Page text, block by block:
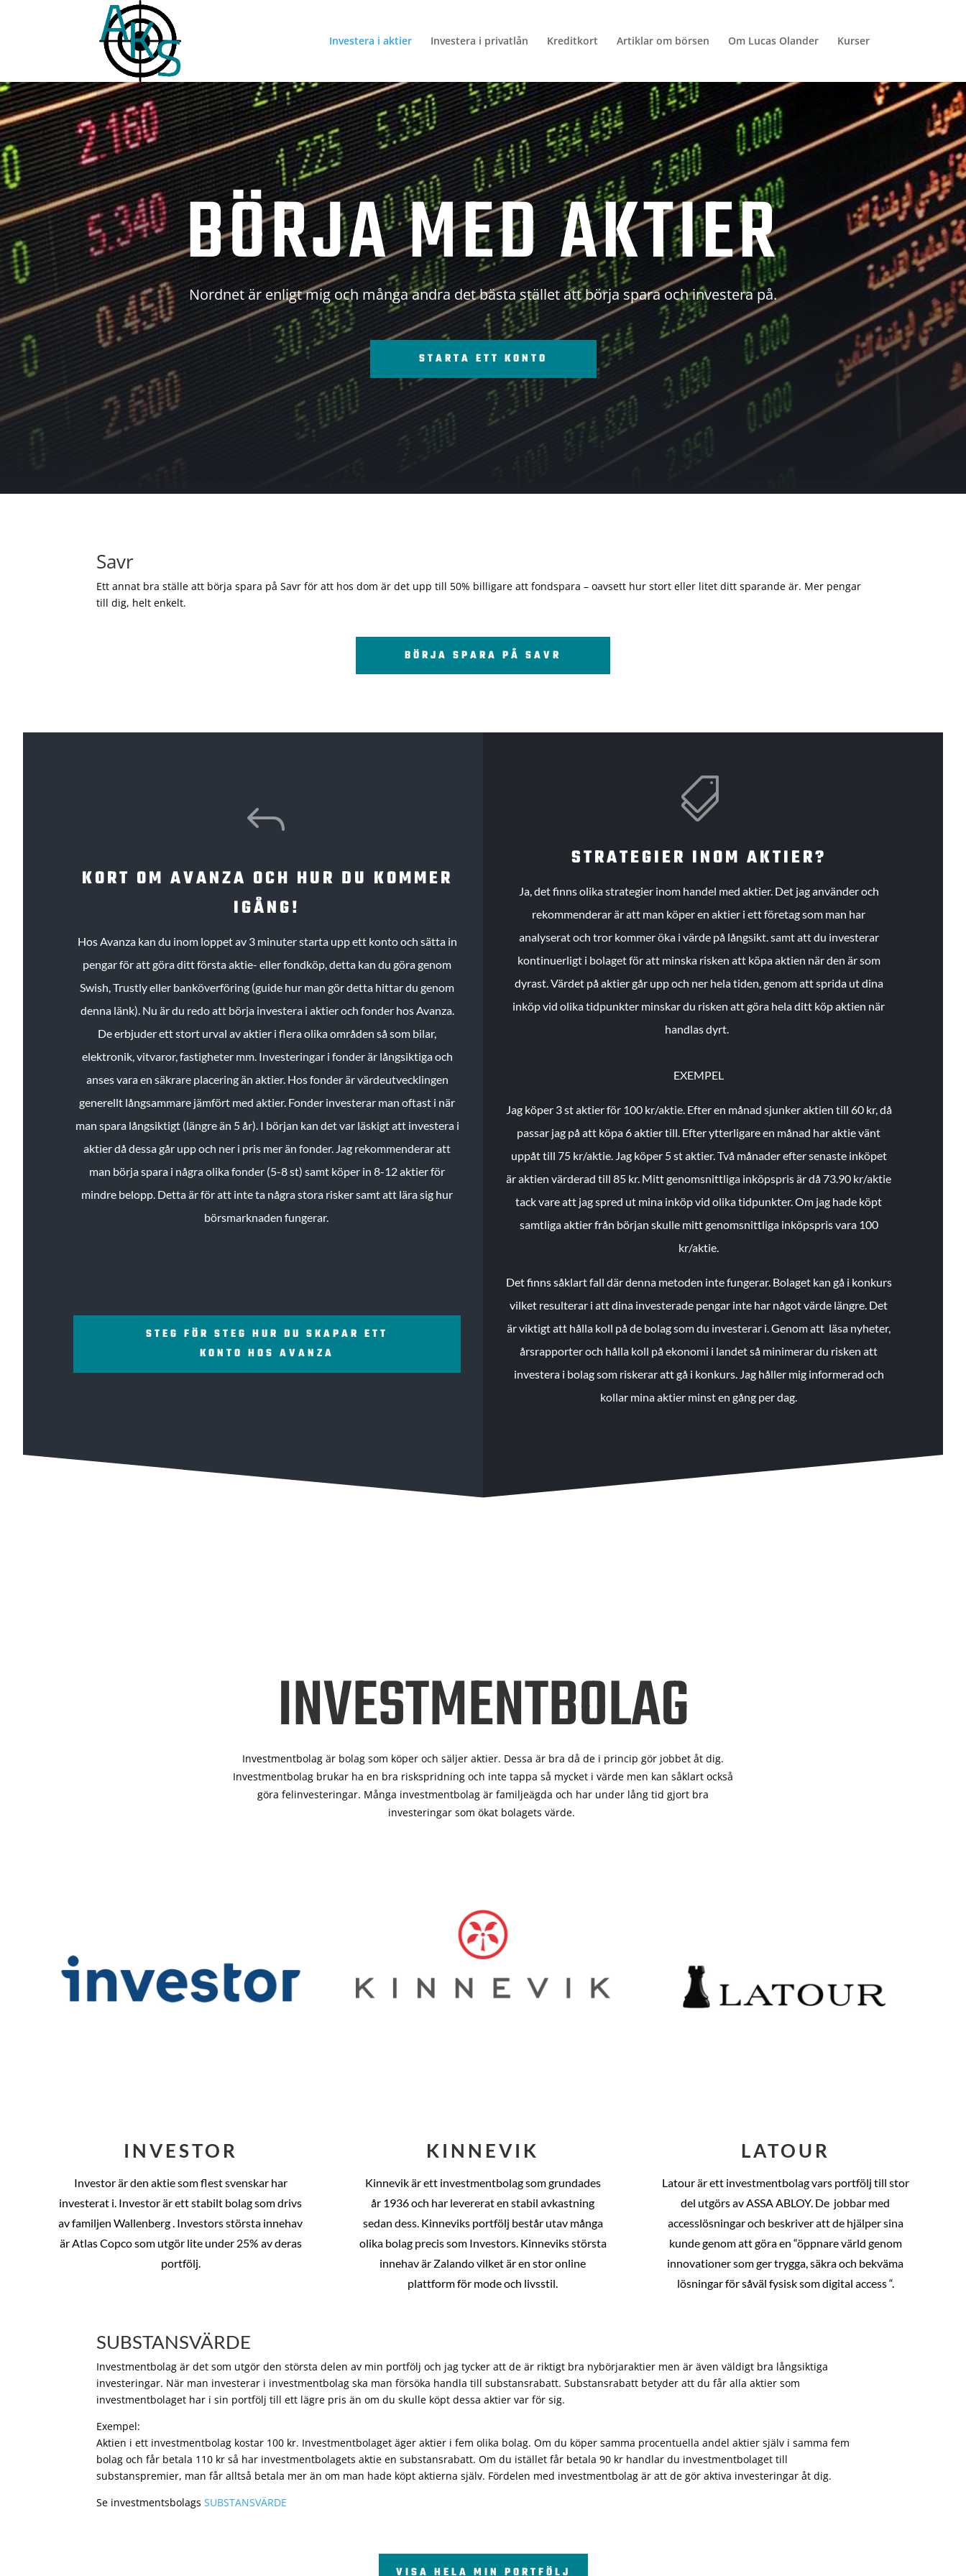
Investera i aktier Investera i privatlån Kreditkort Artiklar om börsen Om Lucas Olander Kurser
BÖRJA MED AKTIER
Nordnet är enligt mig och många andra det bästa stället att börja spara och investera på.
STARTA ETT KONTO
Savr
Ett annat bra ställe att börja spara på Savr för att hos dom är det upp till 50% billigare att fondspara – oavsett hur stort eller litet ditt sparande är. Mer pengar
till dig, helt enkelt.
BÖRJA SPARA PÅ SAVR
J
KORT OM AVANZA OCH HUR DU KOMMER
IGÅNG!
Hos Avanza kan du inom loppet av 3 minuter starta upp ett konto och sätta in
pengar för att göra ditt första aktie- eller fondköp, detta kan du göra genom
Swish, Trustly eller banköverföring (guide hur man gör detta hittar du genom
denna länk). Nu är du redo att börja investera i aktier och fonder hos Avanza.
De erbjuder ett stort urval av aktier i flera olika områden så som bilar,
elektronik, vitvaror, fastigheter mm. Investeringar i fonder är långsiktiga och
anses vara en säkrare placering än aktier. Hos fonder är värdeutvecklingen
generellt långsammare jämfört med aktier. Fonder investerar man oftast i när
man spara långsiktigt (längre än 5 år). I början kan det var läskigt att investera i
aktier då dessa går upp och ner i pris mer än fonder. Jag rekommenderar att
man börja spara i några olika fonder (5-8 st) samt köper in 8-12 aktier för
mindre belopp. Detta är för att inte ta några stora risker samt att lära sig hur
börsmarknaden fungerar.
STEG FÖR STEG HUR DU SKAPAR ETT
KONTO HOS AVANZA

STRATEGIER INOM AKTIER?
Ja, det finns olika strategier inom handel med aktier. Det jag använder och
rekommenderar är att man köper en aktier i ett företag som man har
analyserat och tror kommer öka i värde på långsikt. samt att du investerar
kontinuerligt i bolaget för att minska risken att köpa aktien när den är som
dyrast. Värdet på aktier går upp och ner hela tiden, genom att sprida ut dina
inköp vid olika tidpunkter minskar du risken att göra hela ditt köp aktien när
handlas dyrt.
EXEMPEL
Jag köper 3 st aktier för 100 kr/aktie. Efter en månad sjunker aktien till 60 kr, då
passar jag på att köpa 6 aktier till. Efter ytterligare en månad har aktie vänt
uppåt till 75 kr/aktie. Jag köper 5 st aktier.Två månader efter senaste inköpet
är aktien värderad till 85 kr. Mitt genomsnittliga inköpspris är då 73.90 kr/aktie
tack vare att jag spred ut mina inköp vid olika tidpunkter. Om jag hade köpt
samtliga aktier från början skulle mitt genomsnittliga inköpspris vara 100
kr/aktie.
Det finns såklart fall där denna metoden inte fungerar. Bolaget kan gå i konkurs
vilket resulterar i att dina investerade pengar inte har något värde längre. Det
är viktigt att hålla koll på de bolag som du investerar i. Genom att läsa nyheter,
årsrapporter och hålla koll på ekonomi i landet så minimerar du risken att
investera i bolag som riskerar att gå i konkurs. Jag håller mig informerad och
kollar mina aktier minst en gång per dag.
INVESTMENTBOLAG
Investmentbolag är bolag som köper och säljer aktier. Dessa är bra då de i princip gör jobbet åt dig.
Investmentbolag brukar ha en bra riskspridning och inte tappa så mycket i värde men kan såklart också
göra felinvesteringar. Många investmentbolag är familjeägda och har under lång tid gjort bra
investeringar som ökat bolagets värde.
INVESTOR
Investor är den aktie som flest svenskar har
investerat i. Investor är ett stabilt bolag som drivs
av familjen Wallenberg . Investors största innehav
är Atlas Copco som utgör lite under 25% av deras
portfölj.
KINNEVIK
Kinnevik är ett investmentbolag som grundades
år 1936 och har levererat en stabil avkastning
sedan dess. Kinneviks portfölj består utav många
olika bolag precis som Investors. Kinneviks största
innehav är Zalando vilket är en stor online
plattform för mode och livsstil.
LATOUR
Latour är ett investmentbolag vars portfölj till stor
del utgörs av ASSA ABLOY. De jobbar med
accesslösningar och beskriver att de hjälper sina
kunde genom att göra en “öppnare värld genom
innovationer som ger trygga, säkra och bekväma
lösningar för såväl fysisk som digital access “.
SUBSTANSVÄRDE
Investmentbolag är det som utgör den största delen av min portfölj och jag tycker att de är riktigt bra nybörjaraktier men är även väldigt bra långsiktiga
investeringar. När man investerar i investmentbolag ska man försöka handla till substansrabatt. Substansrabatt betyder att du får alla aktier som
investmentbolaget har i sin portfölj till ett lägre pris än om du skulle köpt dessa aktier var för sig.
Exempel:
Aktien i ett investmentbolag kostar 100 kr. Investmentbolaget äger aktier i fem olika bolag. Om du köper samma procentuella andel aktier själv i samma fem
bolag och får betala 110 kr så har investmentbolagets aktie en substansrabatt. Om du istället får betala 90 kr handlar du investmentbolaget till
substanspremier, man får alltså betala mer än om man hade köpt aktierna själv. Fördelen med investmentbolag är att de gör aktiva investeringar åt dig.
Se investmentsbolagsSUBSTANSVÄRDE
VISA HELA MIN PORTFÖLJ